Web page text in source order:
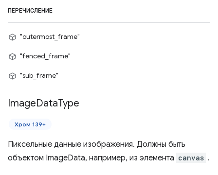
ПЕРЕЧИСЛЕНИЕ
"outermost_frame"
"fenced_frame"
"sub_frame"
ImageDataType
Хром 139+
Пиксельные данные изображения. Должны быть
объектом ImageData, например, из элемента canvas .